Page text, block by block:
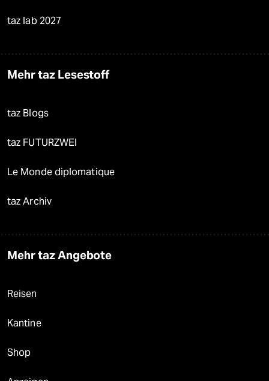
taz lab 2027
Mehr taz Lesestoff
taz Blogs
taz FUTURZWEI
Le Monde diplomatique
taz Archiv
Mehr taz Angebote
Reisen
Kantine
Shop